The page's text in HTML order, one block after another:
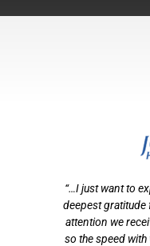
“…I just want to
deepest gratitude
attention we
so the speed